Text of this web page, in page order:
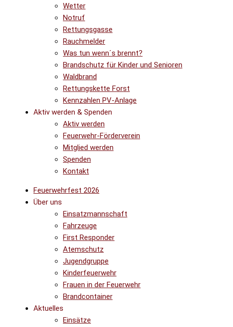
Wetter
Notruf
Rettungsgasse
Rauchmelder
Was tun wenn´s brennt?
Brandschutz für Kinder und Senioren
Waldbrand
Rettungskette Forst
Kennzahlen PV-Anlage
Aktiv werden & Spenden
Aktiv werden
Feuerwehr-Förderverein
Mitglied werden
Spenden
Kontakt
Feuerwehrfest 2026
Über uns
Einsatzmannschaft
Fahrzeuge
First Responder
Atemschutz
Jugendgruppe
Kinderfeuerwehr
Frauen in der Feuerwehr
Brandcontainer
Aktuelles
Einsätze